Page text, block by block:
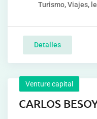
Turismo, Viajes,
Detalles
Venture capital
CARLOS